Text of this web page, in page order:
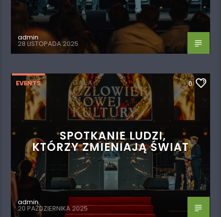
admin
28 LISTOPADA 2025
EVENTS 0
SPOTKANIE LUDZI,
KTÓRZY ZMIENIAJĄ ŚWIAT
admin
20 PAŹDZIERNIKA 2025